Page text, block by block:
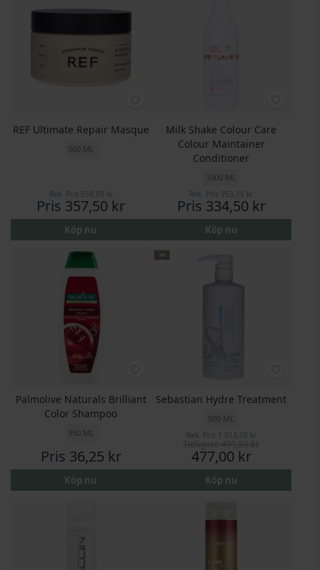
REF Ultimate Repair Masque
500 ML
Rek. Pris 558,50 kr
Pris 357,50 kr
Köp nu
Milk Shake Colour Care
Colour Maintainer
Conditioner
1000 ML
Rek. Pris 953,75 kr
Pris 334,50 kr
Köp nu
Palmolive Naturals Brilliant
Color Shampoo
350 ML
Pris 36,25 kr
Köp nu
3%
Sebastian Hydre Treatment
500 ML
Rek. Pris 1 013,50 kr
Pris
477,00 kr
Köp nu